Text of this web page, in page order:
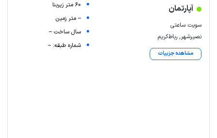
آپارتمان
سویت ساعتی
نصیرشهر, رباط‌کریم
مشاهده جزییات
60 متر زیربنا
-- متر زمین
سال ساخت --
شماره طبقه: --